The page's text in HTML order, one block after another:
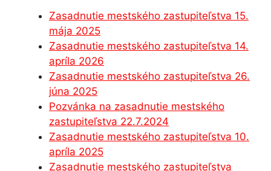
e
b
o
o
k
e
n
g
er
s
A
p
p
dI
n
a
m
Zasadnutie mestského zastupiteľstva 15.
mája 2025
Zasadnutie mestského zastupiteľstva 14.
apríla 2026
Zasadnutie mestského zastupiteľstva 26.
júna 2025
Pozvánka na zasadnutie mestského
zastupiteľstva 22.7.2024
Zasadnutie mestského zastupiteľstva 10.
apríla 2025
Zasadnutie mestského zastupiteľstva